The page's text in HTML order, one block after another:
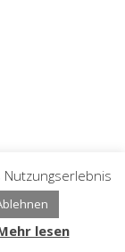
lesen